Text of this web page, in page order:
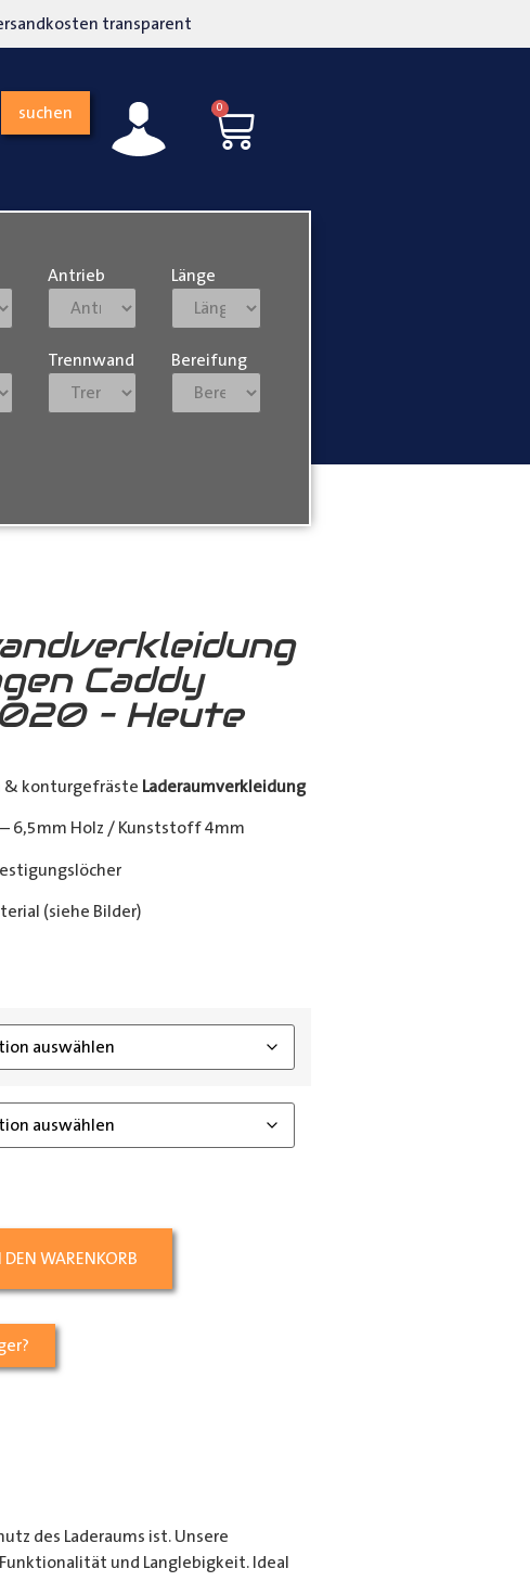
transparent
suchen 0
Antrieb Länge
Trennwand Bereifung
Caddy
– Heute
konturgefräste Laderaumverkleidung
6,5mm Holz / Kunststoff 4mm
(siehe Bilder)
DEN WARENKORB
des Laderaums ist. Unsere
und Langlebigkeit. Ideal